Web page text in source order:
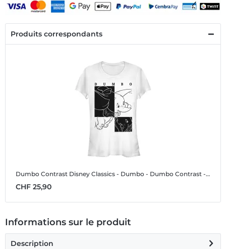
Produits correspondants
Dumbo Contrast Disney Classics - Dumbo - Dumbo Contrast - Femme T-shirt
CHF 25,90
Informations sur le produit
Description